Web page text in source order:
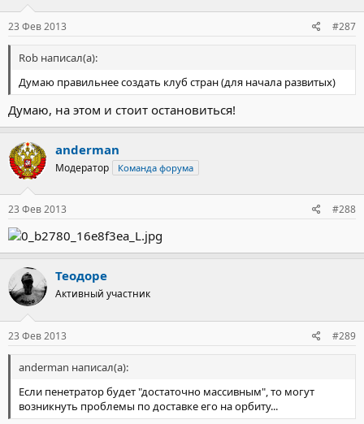
23 Фев 2013 #287
Rob написал(а):
Думаю правильнее создать клуб стран (для начала развитых)
Думаю, на этом и стоит остановиться!
anderman
Модератор Команда форума
23 Фев 2013 #288
Теодоре
Активный участник
23 Фев 2013 #289
anderman написал(а):
Если пенетратор будет "достаточно массивным", то могут
возникнуть проблемы по доставке его на орбиту...